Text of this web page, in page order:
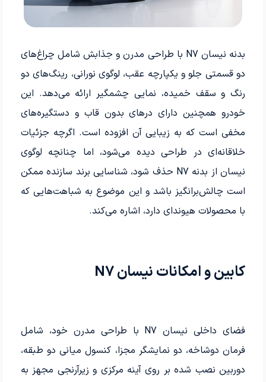
بدنه نیسان N7 با طراحی مدرن و جذابش شامل چراغ‌های
دو قسمتی جلو و یکپارچه عقب، لوگوی نورانی، رینگ‌های دو
رنگ و سقف خمیده، نمایی چشمگیر ارائه می‌دهد. این
خودرو همچنین دارای درهای بدون قاب و دستگیره‌های
مخفی است که به زیبایی آن افزوده است. اگرچه جزئیات
خلاقانه‌ای در طراحی دیده می‌شود، اما چنانچه لوگوی
نیسان از بدنه N7 حذف شود، شناسایی برند سازنده ممکن
است چالش‌برانگیز باشد و این موضوع به شباهت‌هایی که
با محصولات هیوندای دارد، اشاره می‌کند.
کابین و امکانات نیسان N7
فضای داخلی نیسان N7 با طراحی مدرن خود، شامل
فرمان دوشاخه، دو نمایشگر مجزا، کنسول میانی دو طبقه،
دوربین نصب شده بر روی آینه مرکزی و زیرآرنجی مجهز به